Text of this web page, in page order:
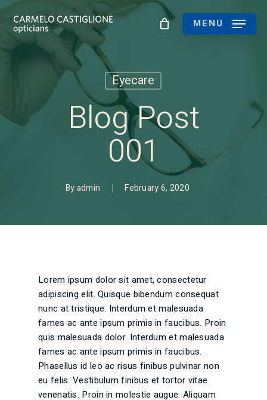
Skip
main
content
MENU
Eyecare
Blog Post
001
Byadmin February 6, 2020
Lorem ipsum dolor sit amet, consectetur
adipiscing elit. Quisque bibendum consequat
nunc at tristique. Interdum et malesuada
fames ac ante ipsum primis in faucibus. Proin
quis malesuada dolor. Interdum et malesuada
fames ac ante ipsum primis in faucibus.
Phasellus id leo ac risus finibus pulvinar non
eu felis. Vestibulum finibus et tortor vitae
venenatis. Proin in molestie augue. Aliquam